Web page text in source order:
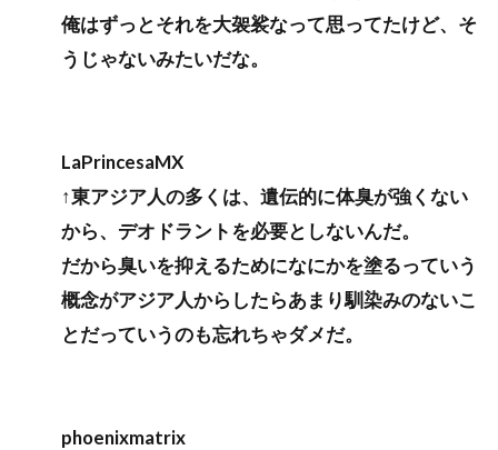
俺はずっとそれを大袈裟なって思ってたけど、そ
うじゃないみたいだな。
LaPrincesaMX
↑東アジア人の多くは、遺伝的に体臭が強くない
から、デオドラントを必要としないんだ。
だから臭いを抑えるためになにかを塗るっていう
概念がアジア人からしたらあまり馴染みのないこ
とだっていうのも忘れちゃダメだ。
phoenixmatrix